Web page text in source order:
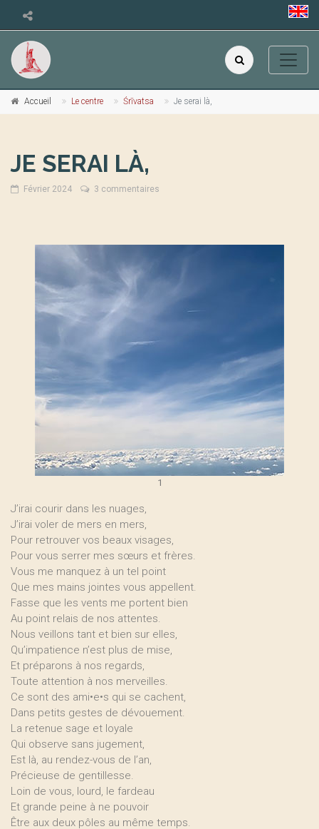
Accueil Le centre Śrīvatsa Je serai là,
JE SERAI LÀ,
Février 2024 3 commentaires
1
J’irai courir dans les nuages,
J’irai voler de mers en mers,
Pour retrouver vos beaux visages,
Pour vous serrer mes sœurs et frères.
Vous me manquez à un tel point
Que mes mains jointes vous appellent.
Fasse que les vents me portent bien
Au point relais de nos attentes.
Nous veillons tant et bien sur elles,
Qu’impatience n’est plus de mise,
Et préparons à nos regards,
Toute attention à nos merveilles.
Ce sont des ami•e•s qui se cachent,
Dans petits gestes de dévouement.
La retenue sage et loyale
Qui observe sans jugement,
Est là, au rendez-vous de l’an,
Précieuse de gentillesse.
Loin de vous, lourd, le fardeau
Et grande peine à ne pouvoir
Être aux deux pôles au même temps.